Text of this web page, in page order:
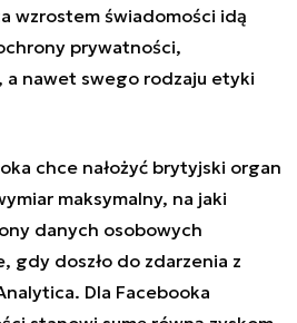
wzrostem świadomości idą
prywatności,
a nawet swego rodzaju etyki
chce nałożyć brytyjski organ
maksymalny, na jaki
danych osobowych
gdy doszło do zdarzenia z
Dla Facebooka